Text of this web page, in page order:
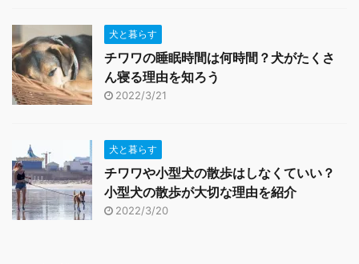
犬と暮らす
チワワの睡眠時間は何時間？犬がたくさ
ん寝る理由を知ろう
2022/3/21
犬と暮らす
チワワや小型犬の散歩はしなくていい？
小型犬の散歩が大切な理由を紹介
2022/3/20